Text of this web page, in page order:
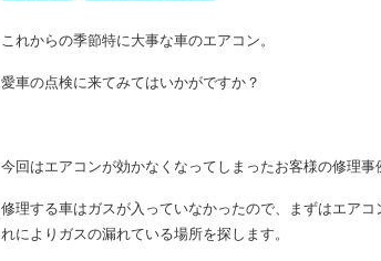
これからの季節特に大事な車のエアコン。
愛車の点検に来てみてはいかがですか？
今回はエアコンが効かなくなってしまったお客様の修理事
修理する車はガスが入っていなかったので、まずはエア
れによりガスの漏れている場所を探します。